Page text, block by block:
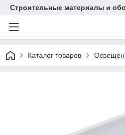
Строительные материалы и
Каталог товаров